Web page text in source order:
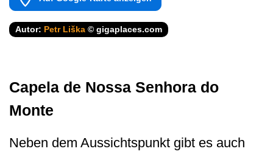
Autor: Petr Liška © gigaplaces.com
Capela de Nossa Senhora do
Monte
Neben dem Aussichtspunkt gibt es auch